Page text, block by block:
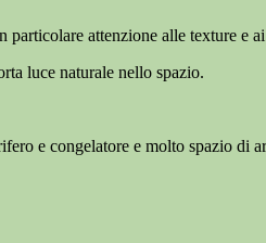
particolare attenzione alle texture e
luce naturale nello spazio.
e congelatore e molto spazio di